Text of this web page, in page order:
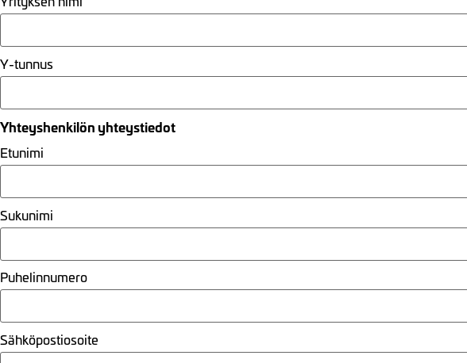
Y-tunnus
Yhteyshenkilön yhteystiedot
Etunimi
Sukunimi
Puhelinnumero
Sähköpostiosoite